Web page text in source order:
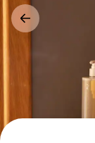
ವಿಷಯಕ್ಕೆ
ಹೋಗಿ